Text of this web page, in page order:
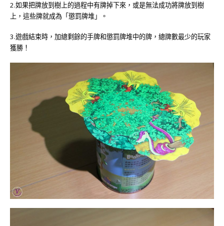
2.如果把牌放到樹上的過程中有牌掉下來，或是無法成功將牌放到樹
上，這些牌就成為「懲罰牌堆」。
3.遊戲結束時，加總剩餘的手牌和懲罰牌堆中的牌，總牌數最少的玩家
獲勝！